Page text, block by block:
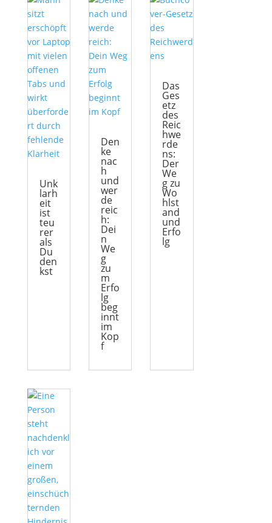
Unk
larh
eit
ist
teu
rer
als
Du
den
kst
Den
ke
nac
h
und
wer
de
reic
h:
Dei
n
We
g
zu
m
Erfo
lg
beg
innt
im
Kop
f
Das
Ges
etz
des
Reic
hwe
rde
ns:
Der
We
g zu
Wo
hlst
and
und
Erfo
lg